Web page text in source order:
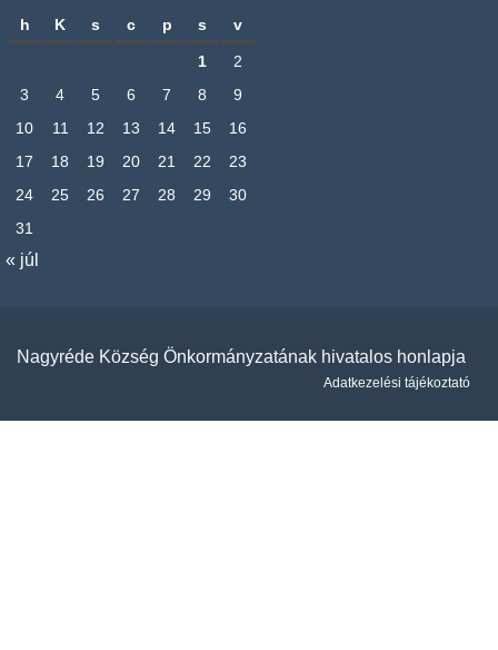
h K s c p s v
1
2
3
4 5 6 7 8
9
10
11 12 13 14 15
16
17
18 19 20 21 22
23
24
25 26 27 28 29
30
31
« júl
Nagyréde Község Önkormányzatának hivatalos honlapja
Adatkezelési tájékoztató